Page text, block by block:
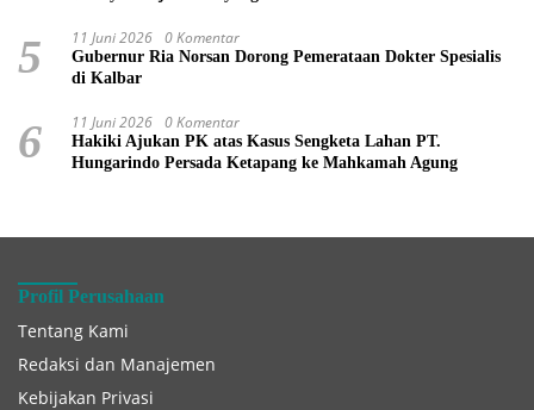
5 11 Juni 2026 0 Komentar
Gubernur Ria Norsan Dorong Pemerataan Dokter Spesialis
di Kalbar
6 11 Juni 2026 0 Komentar
Hakiki Ajukan PK atas Kasus Sengketa Lahan PT.
Hungarindo Persada Ketapang ke Mahkamah Agung
Profil Perusahaan
Tentang Kami
Redaksi dan Manajemen
Kebijakan Privasi